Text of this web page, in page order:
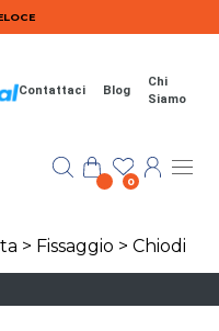
Contattaci Blog
Chi
Siamo
0
> Fissaggio > Chiodi